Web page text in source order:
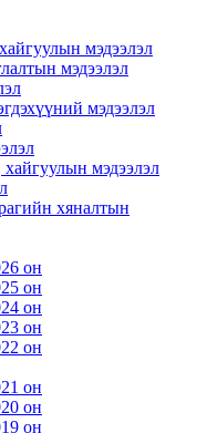
мэдээлэл
мэдээлэл
мэдээлэл
мэдээлэл
хяналтын
он
он
он
он
он
он
он
он